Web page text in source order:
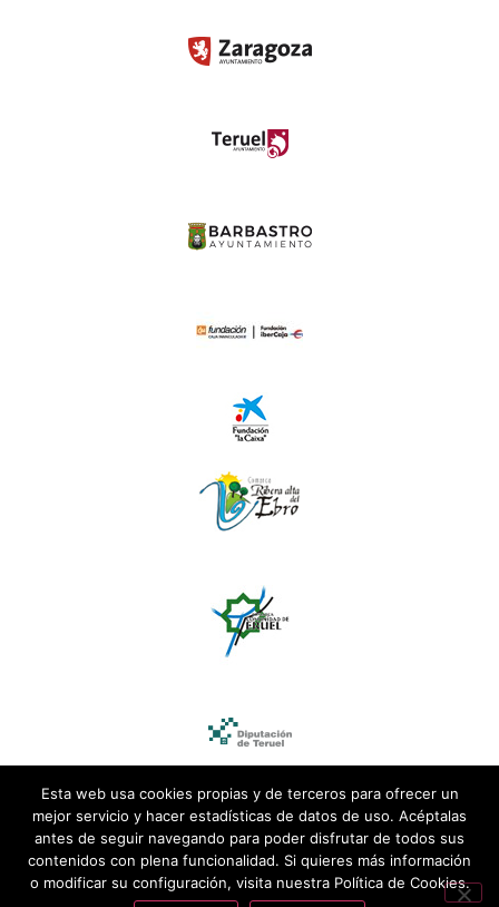
Esta web usa cookies propias y de terceros para ofrecer un
mejor servicio y hacer estadísticas de datos de uso. Acéptalas
antes de seguir navegando para poder disfrutar de todos sus
contenidos con plena funcionalidad. Si quieres más información
o modificar su configuración, visita nuestra Política de Cookies.